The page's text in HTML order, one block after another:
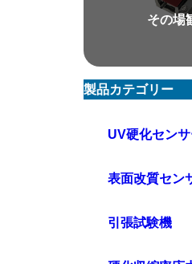
その場
製品カテゴリー
UV硬化セン
表面改質セン
引張試験機